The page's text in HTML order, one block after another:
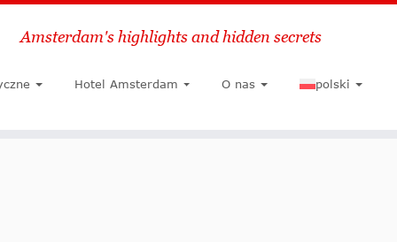
Szukaj
Amsterdam's highlights and hidden secrets
Hotel Amsterdam O nas polski